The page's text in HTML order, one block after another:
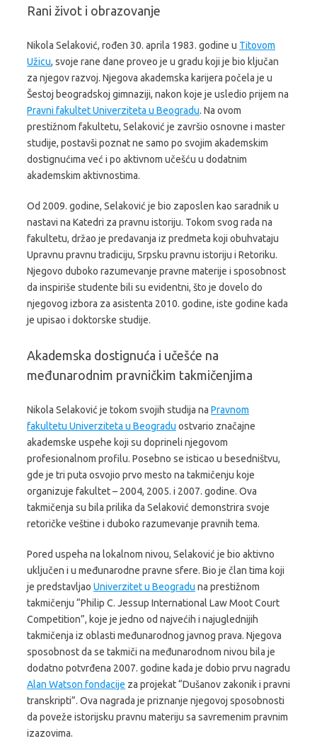
Rani život i obrazovanje
Nikola Selaković, rođen 30. aprila 1983. godine u Titovom
Užicu, svoje rane dane proveo je u gradu koji je bio ključan
za njegov razvoj. Njegova akademska karijera počela je u
Šestoj beogradskoj gimnaziji, nakon koje je usledio prijem na
Pravni fakultet Univerziteta u Beogradu. Na ovom
prestižnom fakultetu, Selaković je završio osnovne i master
studije, postavši poznat ne samo po svojim akademskim
dostignućima već i po aktivnom učešću u dodatnim
akademskim aktivnostima.
Od 2009. godine, Selaković je bio zaposlen kao saradnik u
nastavi na Katedri za pravnu istoriju. Tokom svog rada na
fakultetu, držao je predavanja iz predmeta koji obuhvataju
Upravnu pravnu tradiciju, Srpsku pravnu istoriju i Retoriku.
Njegovo duboko razumevanje pravne materije i sposobnost
da inspiriše studente bili su evidentni, što je dovelo do
njegovog izbora za asistenta 2010. godine, iste godine kada
je upisao i doktorske studije.
Akademska dostignuća i učešće na
međunarodnim pravničkim takmičenjima
Nikola Selaković je tokom svojih studija na Pravnom
fakultetu Univerziteta u Beogradu ostvario značajne
akademske uspehe koji su doprineli njegovom
profesionalnom profilu. Posebno se isticao u besedništvu,
gde je tri puta osvojio prvo mesto na takmičenju koje
organizuje fakultet – 2004, 2005. i 2007. godine. Ova
takmičenja su bila prilika da Selaković demonstrira svoje
retoričke veštine i duboko razumevanje pravnih tema.
Pored uspeha na lokalnom nivou, Selaković je bio aktivno
uključen i u međunarodne pravne sfere. Bio je član tima koji
je predstavljao Univerzitet u Beogradu na prestižnom
takmičenju “Philip C. Jessup International Law Moot Court
Competition”, koje je jedno od najvećih i najuglednijih
takmičenja iz oblasti međunarodnog javnog prava. Njegova
sposobnost da se takmiči na međunarodnom nivou bila je
dodatno potvrđena 2007. godine kada je dobio prvu nagradu
Alan Watson fondacije za projekat “Dušanov zakonik i pravni
transkripti”. Ova nagrada je priznanje njegovoj sposobnosti
da poveže istorijsku pravnu materiju sa savremenim pravnim
izazovima.